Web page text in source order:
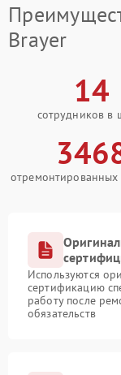
Brayer
14
сотрудников в
отремонтированных
Используются
сертификацию
работу после
обязательств